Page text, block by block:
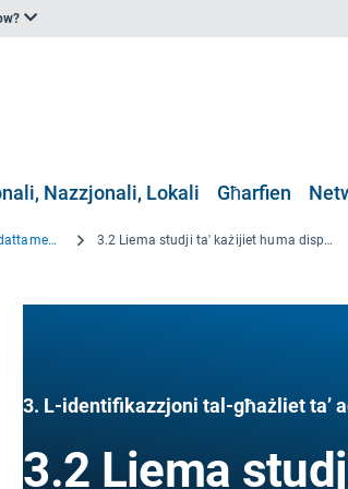
Nazzjonali, Lokali Għarfien
L-Għodda ta’ Appoġġ għall-Adattament – Nibdew 3.2 Liema studji ta' każijiet huma disponibbli?
3. L-identifikazzjoni tal-għażliet ta’
3.2 Liema